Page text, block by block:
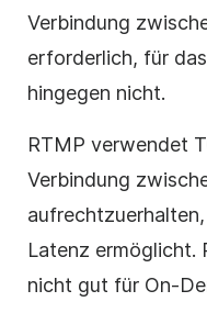
Verbindung
erforderlich, für
hingegen nicht.
RTMP verwendet
Verbindung
Latenz ermöglicht.
nicht gut für On-